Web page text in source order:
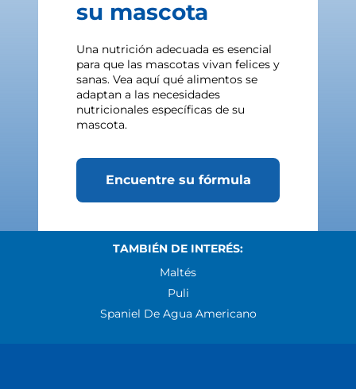
su mascota
Una nutrición adecuada es esencial
para que las mascotas vivan felices y
sanas. Vea aquí qué alimentos se
adaptan a las necesidades
nutricionales específicas de su
mascota.
Encuentre su fórmula
TAMBIÉN DE INTERÉS:
Maltés
Puli
Spaniel De Agua Americano